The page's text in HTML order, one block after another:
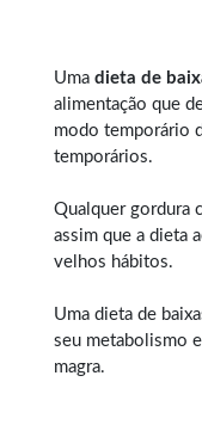
Uma dieta de
alimentação que
modo temporário
temporários.
Qualquer gordura
assim que a dieta
velhos hábitos.
Uma dieta de
seu metabolismo
magra.